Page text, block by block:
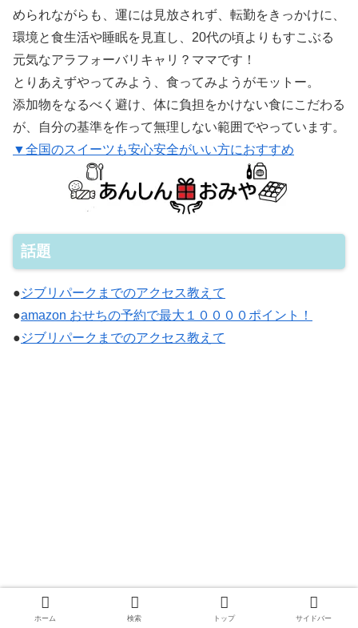
められながらも、運には見放されず、転勤をきっかけに、
環境と食生活や睡眠を見直し、20代の頃よりもすこぶる
元気なアラフォーバリキャリ？ママです！
とりあえずやってみよう、食ってみようがモットー。
添加物をなるべく避け、体に負担をかけない食にこだわる
が、自分の基準を作って無理しない範囲でやっています。
▼全国のスイーツも安心安全がいい方におすすめ
話題
●ジブリパークまでのアクセス教えて
●amazon おせちの予約で最大１００００ポイント！
●ジブリパークまでのアクセス教えて
ホーム 検索 トップ サイドバー